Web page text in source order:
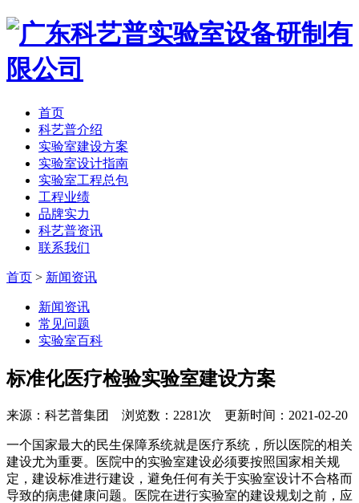
首页
科艺普介绍
实验室建设方案
实验室设计指南
实验室工程总包
工程业绩
品牌实力
科艺普资讯
联系我们
首页 > 新闻资讯
新闻资讯
常见问题
实验室百科
标准化医疗检验实验室建设方案
来源：科艺普集团 浏览数：2281次 更新时间：2021-02-20
一个国家最大的民生保障系统就是医疗系统，所以医院的相关
建设尤为重要。医院中的实验室建设必须要按照国家相关规
定，建设标准进行建设，避免任何有关于实验室设计不合格而
导致的病患健康问题。医院在进行实验室的建设规划之前，应